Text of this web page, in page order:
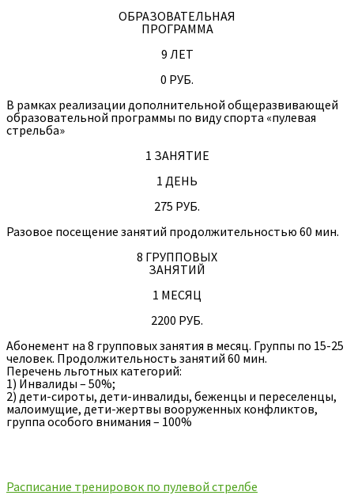
ОБРАЗОВАТЕЛЬНАЯ
ПРОГРАММА
9 ЛЕТ
0 РУБ.
В рамках реализации дополнительной общеразвивающей
образовательной программы по виду спорта «пулевая
стрельба»
1 ЗАНЯТИЕ
1 ДЕНЬ
275 РУБ.
Разовое посещение занятий продолжительностью 60 мин.
8 ГРУППОВЫХ
ЗАНЯТИЙ
1 МЕСЯЦ
2200 РУБ.
Абонемент на 8 групповых занятия в месяц. Группы по 15-25
человек. Продолжительность занятий 60 мин.
Перечень льготных категорий:
1) Инвалиды – 50%;
2) дети-сироты, дети-инвалиды, беженцы и переселенцы,
малоимущие, дети-жертвы вооруженных конфликтов,
группа особого внимания – 100%
Расписание тренировок по пулевой стрелбе